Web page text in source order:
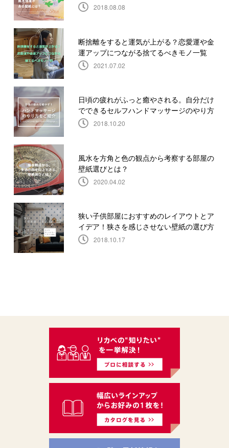
2018.08.08
断捨離をすると運気が上がる？恋愛運や金
運アップにつながる捨てるべきモノ一覧
2021.07.02
日頃の疲れがふっと癒やされる。自分だけ
でできるセルフハンドマッサージのやり方
2018.10.20
風水を方角と色の観点から考察する部屋の
壁紙選びとは？
2020.04.02
狭い子供部屋におすすめのレイアウトとア
イデア！狭さを感じさせない壁紙の選び方
2018.10.17